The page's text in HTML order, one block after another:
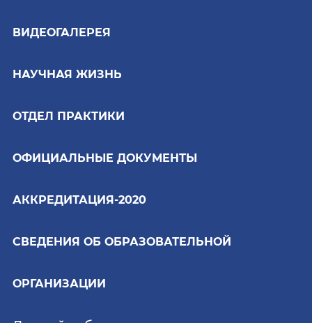
ВИДЕОГАЛЕРЕЯ
НАУЧНАЯ ЖИЗНЬ
ОТДЕЛ ПРАКТИКИ
ОФИЦИАЛЬНЫЕ ДОКУМЕНТЫ
АККРЕДИТАЦИЯ-2020
СВЕДЕНИЯ ОБ ОБРАЗОВАТЕЛЬНОЙ
ОРГАНИЗАЦИИ